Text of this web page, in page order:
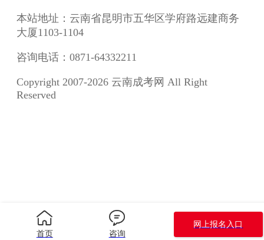
本站地址：云南省昆明市五华区学府路远建商务
大厦1103-1104
咨询电话：0871-64332211
Copyright 2007-2026 云南成考网 All Right
Reserved
首页 咨询
网上报名入口